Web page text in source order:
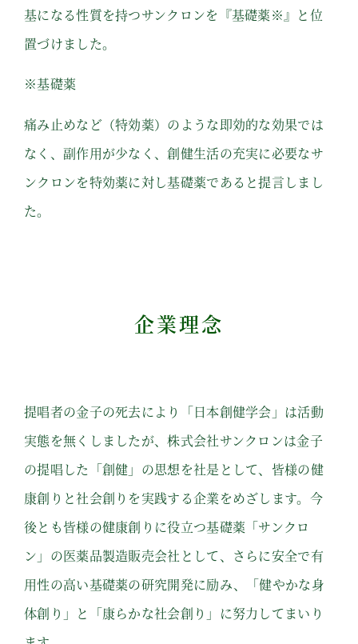
基になる性質を持つサンクロンを『基礎薬※』と位
置づけました。
※基礎薬
痛み止めなど（特効薬）のような即効的な効果では
なく、副作用が少なく、創健生活の充実に必要なサ
ンクロンを特効薬に対し基礎薬であると提言しまし
た。
企業理念
提唱者の金子の死去により「日本創健学会」は活動
実態を無くしましたが、株式会社サンクロンは金子
の提唱した「創健」の思想を社是として、皆様の健
康創りと社会創りを実践する企業をめざします。今
後とも皆様の健康創りに役⽴つ基礎薬「サンクロ
ン」の医薬品製造販売会社として、さらに安全で有
⽤性の⾼い基礎薬の研究開発に励み、「健やかな⾝
体創り」と「康らかな社会創り」に努⼒してまいり